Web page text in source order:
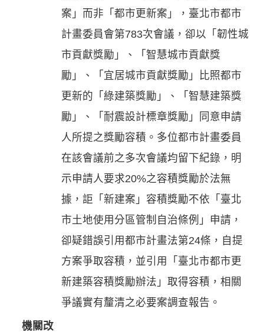
案」而非「都市更新案」，臺北市都市
計畫委員會第783次會議，卻以「韌性城
市貢獻獎勵」、「智慧城市貢獻獎
勵」、「宜居城市貢獻獎勵」比照都市
更新的「綠建築獎勵」、「智慧建築獎
勵」、「耐震設計標章獎勵」同意申請
人所提之獎勵容積。多位都市計畫委員
在該會議前之多次會議均留下紀錄，明
示申請人要求20%之容積獎勵於法無
據，詎「新建案」容積獎勵不依「臺北
市土地使用分區管制自治條例」申請，
卻疑錯誤引用都市計畫法第24條，自提
方案爭取容積，並引用「臺北市都市更
新建築容積獎勵辦法」取得容積，相關
爭議實有釐清之必要案調查報告。
機關改